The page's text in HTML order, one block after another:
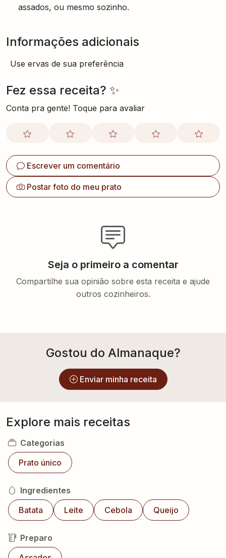
assados, ou mesmo sozinho.
Informações adicionais
Use ervas de sua preferência
Fez essa receita? ✨
Conta pra gente! Toque para avaliar
Escrever um comentário
Postar foto do meu prato
Seja o primeiro a comentar
Compartilhe sua opinião sobre esta receita e ajude
outros cozinheiros.
Gostou do Almanaque?
Enviar minha receita
Explore mais receitas
Categorias
Prato único
Ingredientes
Batata
Leite Cebola Queijo
Preparo